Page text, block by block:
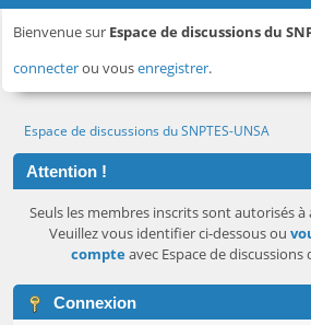
Bienvenue sur Espace de discussions du
connecterou vousenregistrer.
Espace de discussions du SNPTES-UNSA
Attention !
Seuls les membres inscrits sont autorisés
Veuillez vous identifier ci-dessous ou
compteavec Espace de discussions
Connexion